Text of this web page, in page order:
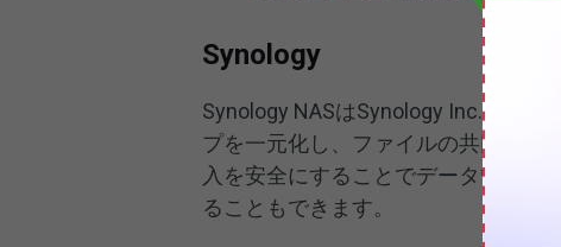
Synology
Synology NASはSynology Inc.によっ
プを一元化し、ファイルの共同作業
入を安全にすることでデータ管理を
ることもできます。